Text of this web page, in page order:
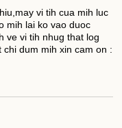
vi tih cua mih luc
mih lai ko vao duoc
ve vi tih nhug that log
dum mih xin cam on :